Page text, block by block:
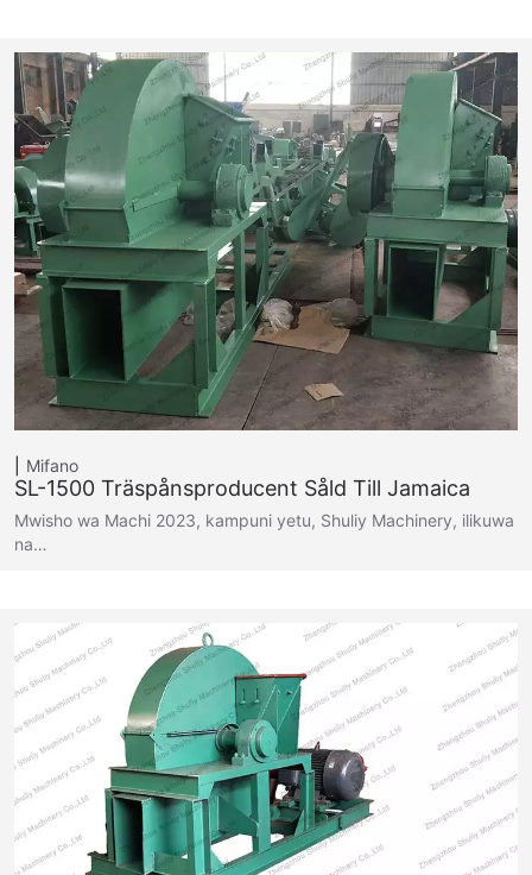
Mifano
SL-1500 Träspånsproducent Såld Till Jamaica
Mwisho wa Machi 2023, kampuni yetu, Shuliy Machinery, ilikuwa
na…